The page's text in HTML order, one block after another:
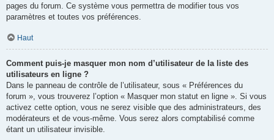
pages du forum. Ce système vous permettra de modifier tous vos
paramètres et toutes vos préférences.
Haut
Comment puis-je masquer mon nom d’utilisateur de la liste des
utilisateurs en ligne ?
Dans le panneau de contrôle de l’utilisateur, sous « Préférences du
forum », vous trouverez l’option « Masquer mon statut en ligne ». Si vous
activez cette option, vous ne serez visible que des administrateurs, des
modérateurs et de vous-même. Vous serez alors comptabilisé comme
étant un utilisateur invisible.